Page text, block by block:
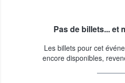
Pas de billets... et
Les billets pour cet
encore disponibles,